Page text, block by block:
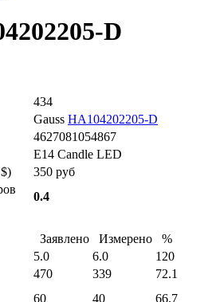
D
434
Gauss HA104202205-D
4627081054867
E14 Candle LED
350 руб
0.4
Заявлено Измерено
%
5.0 6.0
120
470 339
72.1
60 40
66.7